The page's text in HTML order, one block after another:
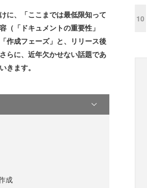
に、「ここまでは最低限知って
（「ドキュメントの重要性」
作成フェーズ」と、リリース後
らに、近年欠かせない話題であ
きます。
成
10